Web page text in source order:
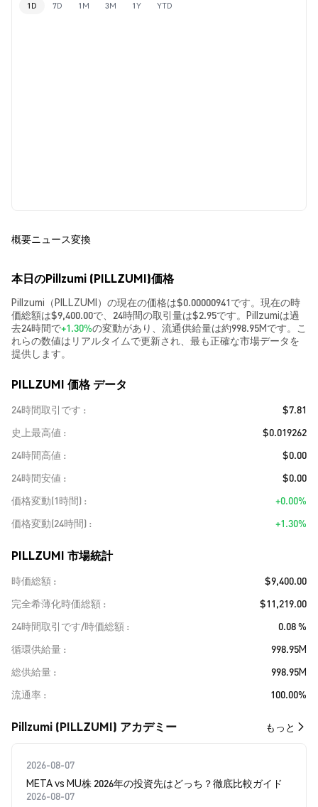
1D 7D 1M 3M 1Y YTD
概要ニュース変換
本日のPillzumi (PILLZUMI)価格
Pillzumi（PILLZUMI）の現在の価格は$0.00000941です。現在の時
価総額は$9,400.00で、24時間の取引量は$2.95です。Pillzumiは過
去24時間で+1.30%の変動があり、流通供給量は約998.95Mです。こ
れらの数値はリアルタイムで更新され、最も正確な市場データを
提供します。
PILLZUMI 価格 データ
24時間取引です
$7.81
史上最高値
$0.019262
24時間高値
$0.00
24時間安値
$0.00
価格変動(1時間)
+0.00%
価格変動(24時間)
+1.30%
PILLZUMI 市場統計
時価総額
$9,400.00
完全希薄化時価総額
$11,219.00
24時間取引です/時価総額
0.08 %
循環供給量
998.95M
総供給量
998.95M
流通率
100.00%
Pillzumi (PILLZUMI) アカデミー もっと
2026-08-07
META vs MU株 2026年の投資先はどっち？徹底比較ガイド
2026-08-07